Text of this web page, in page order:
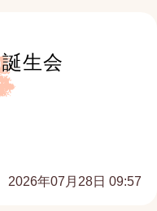
生会
2026年07月28日 09:57